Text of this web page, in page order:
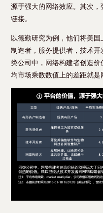
源于强大的网络效应。其次
链接。
以德勤研究为例，他们将美
制造者，服务提供者，技术
类公司中，网络构建者创造
均市场乘数数值上的差距就是